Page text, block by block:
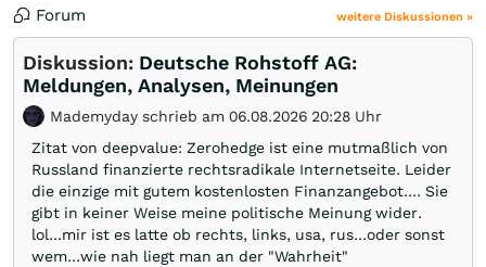
Forum weitere Diskussionen »
Diskussion: Deutsche Rohstoff AG:
Meldungen, Analysen, Meinungen
Mademyday schrieb am 06.08.2026 20:28 Uhr
Zitat von deepvalue: Zerohedge ist eine mutmaßlich von
Russland finanzierte rechtsradikale Internetseite. Leider
die einzige mit gutem kostenlosten Finanzangebot.... Sie
gibt in keiner Weise meine politische Meinung wider.
lol...mir ist es latte ob rechts, links, usa, rus...oder sonst
wem...wie nah liegt man an der "Wahrheit"